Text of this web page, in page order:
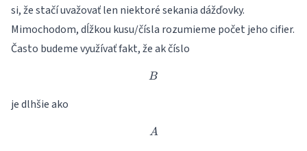
si, že stačí uvažovať len niektoré sekania dážďovky.
Mimochodom, dĺžkou kusu/čísla rozumieme počet jeho cifier.
Často budeme využívať fakt, že ak číslo
B
B
je dlhšie ako
A
A